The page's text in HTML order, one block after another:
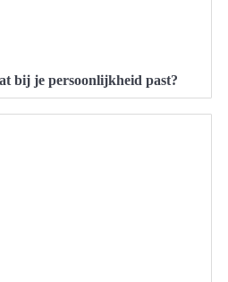
bij je persoonlijkheid past?